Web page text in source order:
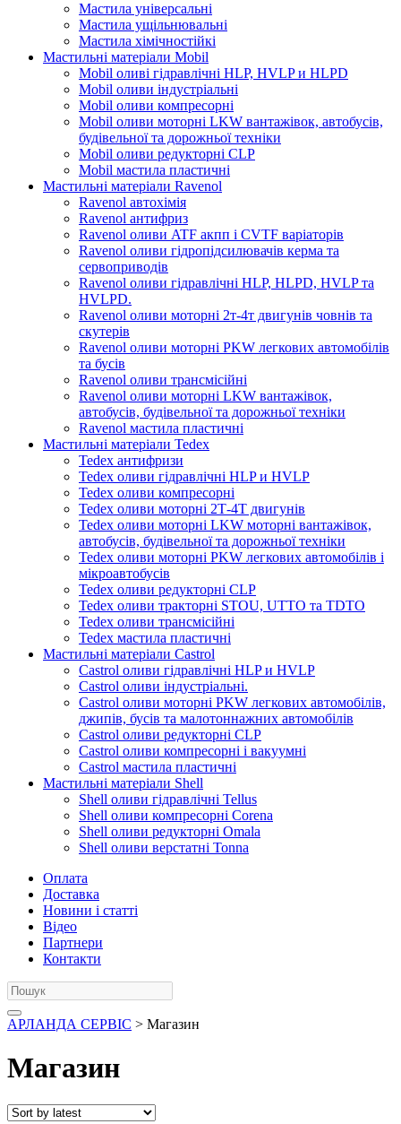
Мастила універсальні
Мастила ущільнювальні
Мастила хімічностійкі
Мастильні матеріали Mobil
Mobil оливі гідравлічні HLP, HVLP и HLPD
Mobil оливи індустріальні
Mobil оливи компресорні
Mobil оливи моторні LKW вантажівок, автобусів,
будівельної та дорожньої техніки
Mobil оливи редукторні CLP
Mobil мастила пластичні
Мастильні матеріали Ravenol
Ravenol автохімія
Ravenol антифриз
Ravenol оливи ATF акпп і CVTF варіаторів
Ravenol оливи гідропідсилювачів керма та
сервоприводів
Ravenol оливи гідравлічні HLP, HLPD, HVLP та
HVLPD.
Ravenol оливи моторні 2т-4т двигунів човнів та
скутерів
Ravenol оливи моторні PKW легкових автомобілів
та бусів
Ravenol оливи трансмісійні
Ravenol оливи моторні LKW вантажівок,
автобусів, будівельної та дорожньої техніки
Ravenol мастила пластичні
Мастильні матеріали Tedex
Tedex антифризи
Tedex оливи гідравлічні HLP и HVLP
Tedex оливи компресорні
Tedex оливи моторні 2Т-4Т двигунів
Tedex оливи моторні LKW моторні вантажівок,
автобусів, будівельної та дорожньої техніки
Tedex оливи моторні PKW легкових автомобілів і
мікроавтобусів
Tedex оливи редукторні CLP
Tedex оливи тракторні STOU, UTTO та TDTO
Tedex оливи трансмісійні
Tedex мастила пластичні
Мастильні матеріали Castrol
Castrol оливи гідравлічні HLP и HVLP
Castrol оливи індустріальні.
Castrol оливи моторні PKW легкових автомобілів,
джипів, бусів та малотоннажних автомобілів
Castrol оливи редукторні CLP
Castrol оливи компресорні і вакуумні
Castrol мастила пластичні
Мастильні матеріали Shell
Shell оливи гідравлічні Tellus
Shell оливи компресорні Corena
Shell оливи редукторні Omala
Shell оливи верстатні Tonna
Оплата
Доставка
Новини і статті
Відео
Партнери
Контакти
АРЛАНДА СЕРВІС > Магазин
Магазин